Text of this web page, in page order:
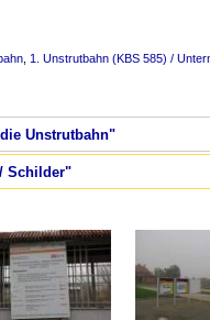
1. Unstrutbahn (KBS 585) /
Unstrutbahn"
Schilder"